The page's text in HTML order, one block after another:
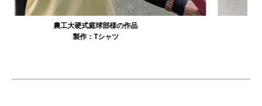
大寺資二バレエアカデミー様の作品
製作：